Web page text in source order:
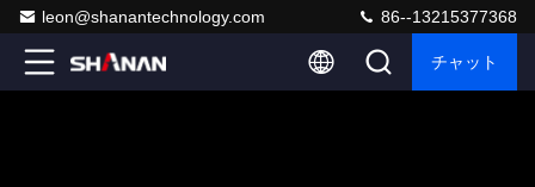
leon@shanantechnology.com 86--13215377368
チャット